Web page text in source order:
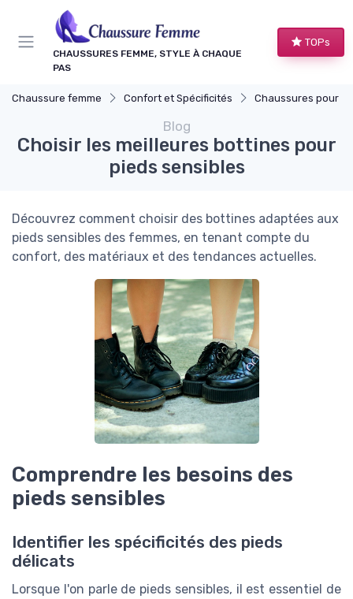
CHAUSSURES FEMME, STYLE À CHAQUE
PAS
TOPs
Chaussure femme Confort et Spécificités Chaussures pour Occasions
Blog
Choisir les meilleures bottines pour
pieds sensibles
Découvrez comment choisir des bottines adaptées aux
pieds sensibles des femmes, en tenant compte du
confort, des matériaux et des tendances actuelles.
Comprendre les besoins des
pieds sensibles
Identifier les spécificités des pieds
délicats
Lorsque l'on parle de pieds sensibles, il est essentiel de
Panneau de gestion des cookies